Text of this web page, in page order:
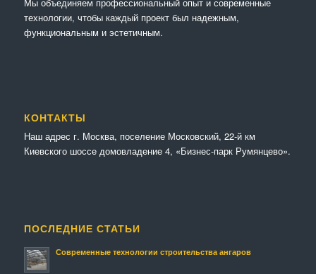
технологии, чтобы каждый проект был надежным,
функциональным и эстетичным.
КОНТАКТЫ
Наш адрес г. Москва, поселение Московский, 22-й км
Киевского шоссе домовладение 4, «Бизнес-парк Румянцево».
ПОСЛЕДНИЕ СТАТЬИ
Современные технологии строительства ангаров